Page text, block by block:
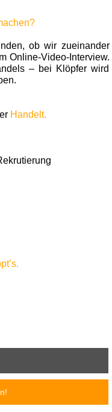
ob wir zueinander
Online-Video-Interview.
– bei Klöpfer wird
Handelt.